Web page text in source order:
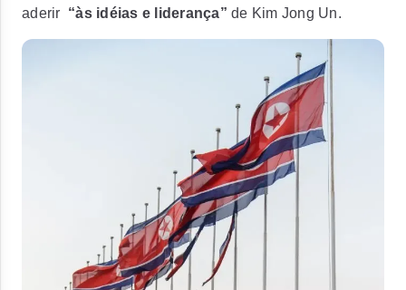
aderir “às idéias e liderança” de Kim Jong Un.